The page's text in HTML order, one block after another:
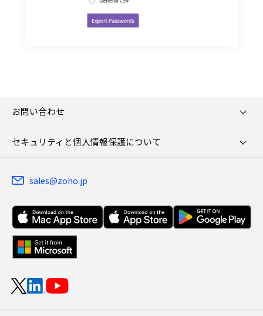
お問い合わせ
セキュリティと個人情報保護について
sales@zoho.jp